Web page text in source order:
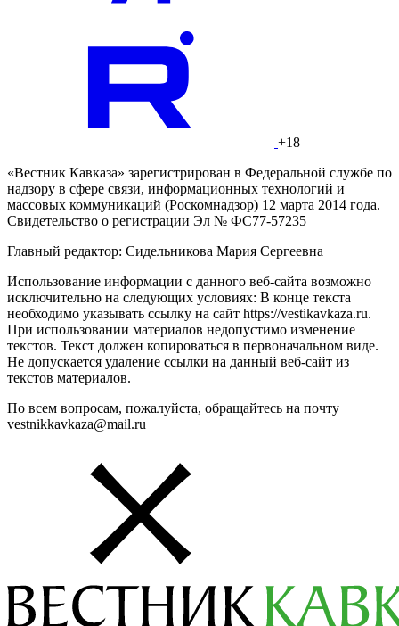
+18
«Вестник Кавказа» зарегистрирован в Федеральной службе по
надзору в сфере связи, информационных технологий и
массовых коммуникаций (Роскомнадзор) 12 марта 2014 года.
Свидетельство о регистрации Эл № ФС77-57235
Главный редактор: Сидельникова Мария Сергеевна
Использование информации с данного веб-сайта возможно
исключительно на следующих условиях: В конце текста
необходимо указывать ссылку на сайт https://vestikavkaza.ru.
При использовании материалов недопустимо изменение
текстов. Текст должен копироваться в первоначальном виде.
Не допускается удаление ссылки на данный веб-сайт из
текстов материалов.
По всем вопросам, пожалуйста, обращайтесь на почту
vestnikkavkaza@mail.ru